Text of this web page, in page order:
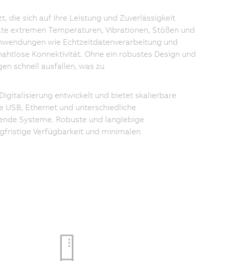
die sich auf ihre Leistung und Zuverlässigkeit
extremen Temperaturen, Vibrationen, Stößen und
wie Echtzeitdatenverarbeitung und
Konnektivität. Ohne ein robustes Design und
schnell ausfallen, was zu
entwickelt und bietet skalierbare
Ethernet und unterschiedliche
Systeme. Robuste und langlebige
Verfügbarkeit und minimalen